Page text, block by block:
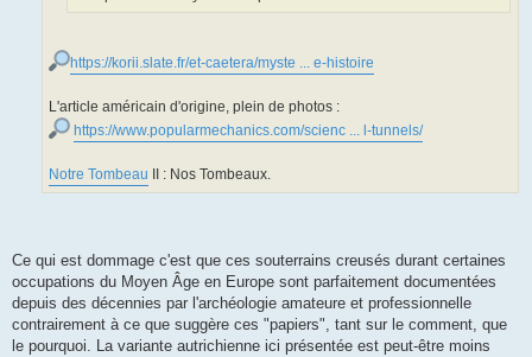
https://korii.slate.fr/et-caetera/myste ... e-histoire
L'article américain d'origine, plein de photos :
https://www.popularmechanics.com/scienc ... l-tunnels/
Notre Tombeau II : Nos Tombeaux.
Ce qui est dommage c'est que ces souterrains creusés durant certaines
occupations du Moyen Âge en Europe sont parfaitement documentées
depuis des décennies par l'archéologie amateure et professionnelle
contrairement à ce que suggère ces "papiers", tant sur le comment, que
le pourquoi. La variante autrichienne ici présentée est peut-être moins